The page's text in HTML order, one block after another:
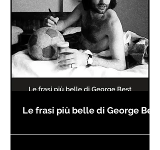
Le frasi più belle di George Best